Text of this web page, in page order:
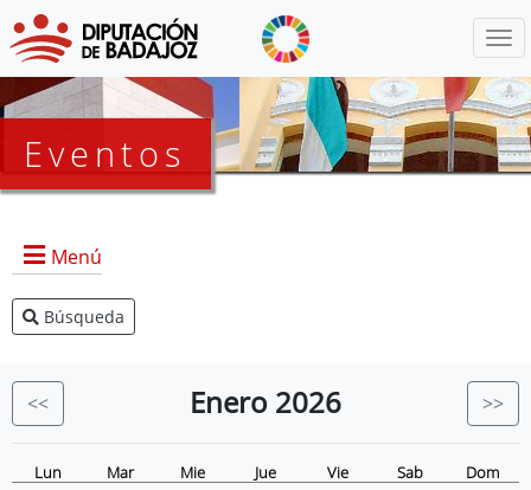
Eventos
Menú
Agenda Presidencia
Eventos
Búsqueda
<< Enero 2026 >>
Lun Mar Mie Jue Vie Sab Dom